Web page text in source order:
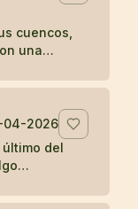
cuencos,
una
y
04-2026
del